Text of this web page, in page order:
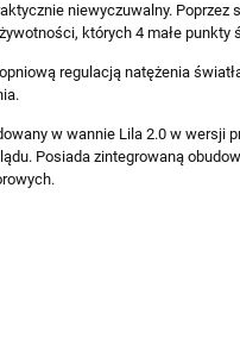
niewyczuwalny.
żywotności, których 4 małe
regulacją natężenia
w wannie Lila 2.0 w wersji
Posiada zintegrowaną